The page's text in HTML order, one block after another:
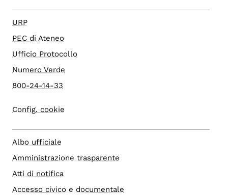
URP
PEC di Ateneo
Ufficio Protocollo
Numero Verde
800-24-14-33
Config. cookie
Albo ufficiale
Amministrazione trasparente
Atti di notifica
Accesso civico e documentale